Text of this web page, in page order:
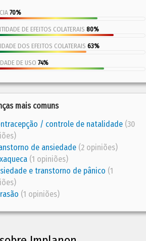
70%
DE EFEITOS COLATERAIS 80%
DOS EFEITOS COLATERAIS 63%
DE USO 74%
mais comuns
/ controle de natalidade (30
de ansiedade (2 opiniões)
(1 opiniões)
e transtorno de pânico (1
(1 opiniões)